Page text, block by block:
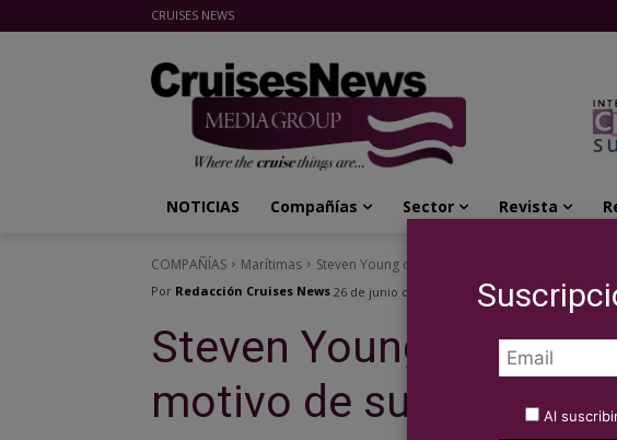
CRUISES NEWS
NOTICIAS Compañías Sector Revista
COMPAÑÍAS Marítimas Steven Young deja Carnival UK con motivo de su
Por Redacción Cruises News 26 de junio de 2020
Steven Young deja
motivo de su jubilación
Al